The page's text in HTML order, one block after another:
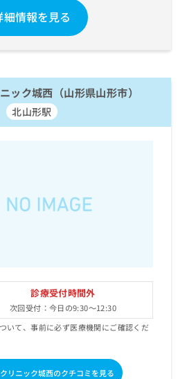
細情報を見る
ック城西（山形県山形市）
北山形駅
診療受付時間外
次回受付：今日の9:30～12:30
いて、事前に必ず医療機関にご確認くだ
リニック城西のクチコミを見る